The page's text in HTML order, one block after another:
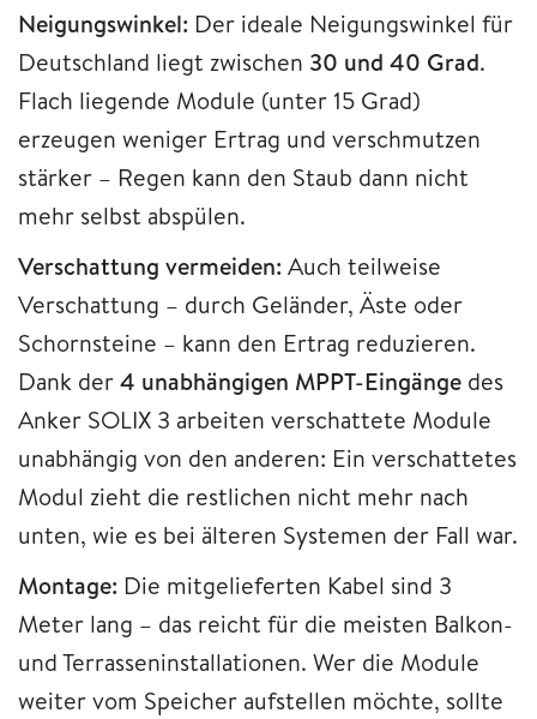
Neigungswinkel: Der ideale Neigungswinkel für
Deutschland liegt zwischen 30 und 40 Grad.
Flach liegende Module (unter 15 Grad)
erzeugen weniger Ertrag und verschmutzen
stärker – Regen kann den Staub dann nicht
mehr selbst abspülen.
Verschattung vermeiden: Auch teilweise
Verschattung – durch Geländer, Äste oder
Schornsteine – kann den Ertrag reduzieren.
Dank der4 unabhängigen MPPT-Eingänge des
Anker SOLIX 3 arbeiten verschattete Module
unabhängig von den anderen: Ein verschattetes
Modul zieht die restlichen nicht mehr nach
unten, wie es bei älteren Systemen der Fall war.
Montage: Die mitgelieferten Kabel sind 3
Meter lang – das reicht für die meisten Balkon-
und Terrasseninstallationen. Wer die Module
weiter vom Speicher aufstellen möchte, sollte